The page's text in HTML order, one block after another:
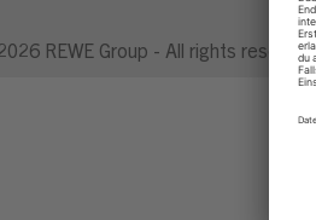
REWE Group - All rights reserved